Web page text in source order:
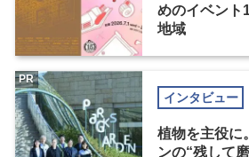
めのイベント
地域
インタビュー
植物を主役に
ンの“残して
PR